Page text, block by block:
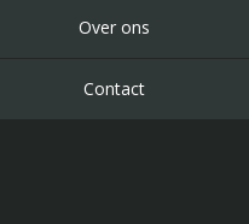
Over ons
Contact